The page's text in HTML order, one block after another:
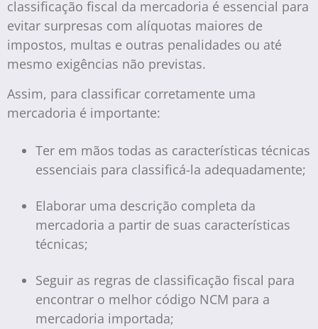
classificação fiscal da mercadoria é essencial para
evitar surpresas com alíquotas maiores de
impostos, multas e outras penalidades ou até
mesmo exigências não previstas.
Assim, para classificar corretamente uma
mercadoria é importante:
Ter em mãos todas as características técnicas
essenciais para classificá-la adequadamente;
Elaborar uma descrição completa da
mercadoria a partir de suas características
técnicas;
Seguir as regras de classificação fiscal para
encontrar o melhor código NCM para a
mercadoria importada;